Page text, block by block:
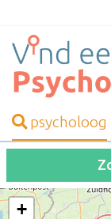
psycholoog
+